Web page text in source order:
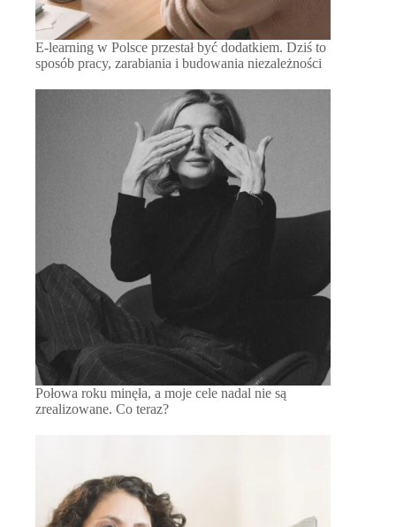
E-learning w Polsce przestał być dodatkiem. Dziś to
sposób pracy, zarabiania i budowania niezależności
Połowa roku minęła, a moje cele nadal nie są
zrealizowane. Co teraz?